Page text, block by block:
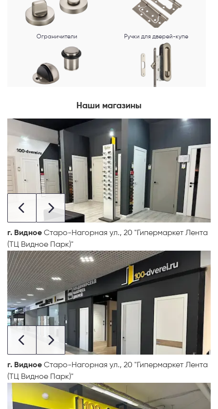
Ограничители Ручки для дверей-купе
Наши магазины
г. Видное Старо-Нагорная ул., 20 "Гипермаркет Лента
(ТЦ Видное Парк)"
г. Видное Старо-Нагорная ул., 20 "Гипермаркет Лента
(ТЦ Видное Парк)"